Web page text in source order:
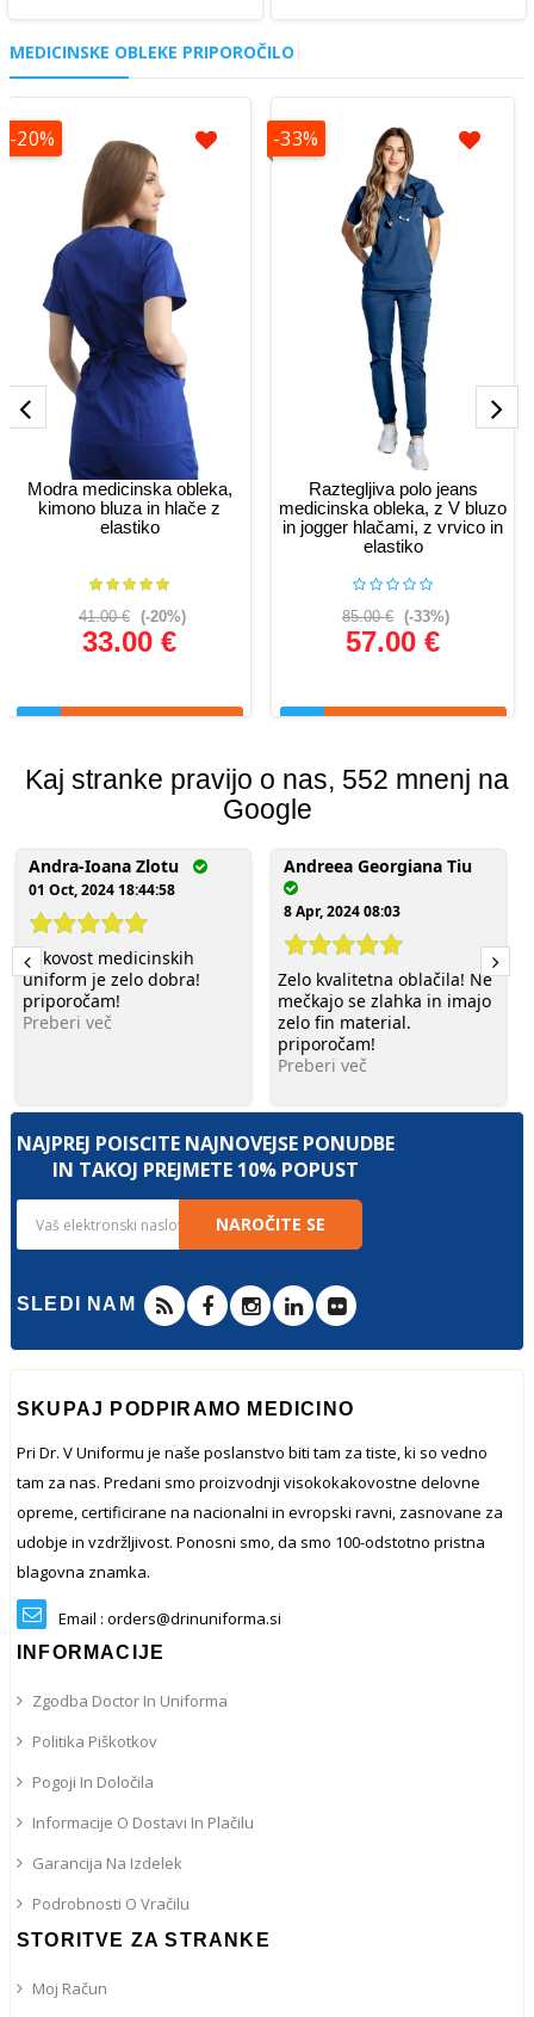
Glej podrobnosti
MEDICINSKE OBLEKE PRIPOROČILO
-20%
Modra medicinska obleka,
kimono bluza in hlače z
elastiko
41.00 € (-20%)
33.00 €
-33%
Raztegljiva polo jeans
medicinska obleka, z V bluzo
in jogger hlačami, z vrvico in
elastiko
85.00 € (-33%)
57.00 €
Kaj stranke pravijo o nas, 552 mnenj na
Google
Andra-Ioana Zlotu
01 Oct, 2024 18:44:58
Kakovost medicinskih
uniform je zelo dobra!
priporočam!
Preberi več
Andreea Georgiana Tiu
8 Apr, 2024 08:03
Zelo kvalitetna oblačila! Ne
mečkajo se zlahka in imajo
zelo fin material.
priporočam!
Preberi več
NAJPREJ POIŠČITE NAJNOVEJŠE PONUDBE
IN TAKOJ PREJMETE 10% POPUST
NAROČITE SE
SLEDI NAM
SKUPAJ PODPIRAMO MEDICINO
Pri Dr. V Uniformu je naše poslanstvo biti tam za tiste, ki so vedno
tam za nas. Predani smo proizvodnji visokokakovostne delovne
opreme, certificirane na nacionalni in evropski ravni, zasnovane za
udobje in vzdržljivost. Ponosni smo, da smo 100-odstotno pristna
blagovna znamka.
Email : orders@drinuniforma.si
INFORMACIJE
Zgodba Doctor In Uniforma
Politika Piškotkov
Pogoji In Določila
Informacije O Dostavi In ​​plačilu
Garancija Na Izdelek
Podrobnosti O Vračilu
STORITVE ZA STRANKE
Moj Račun